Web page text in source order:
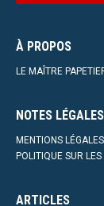
À PROPOS
LE MAÎTRE
NOTES LÉGALES
MENTIONS LÉGALES
POLITIQUE SUR
ARTICLES